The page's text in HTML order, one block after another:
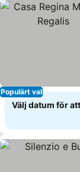
Populärt val
Välj datum för